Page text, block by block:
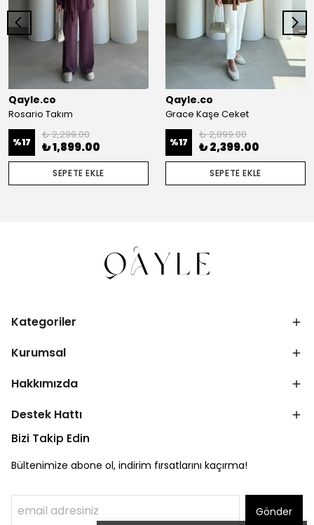
Qayle.co
Rosario Takım
%17
₺ 2,299.00
₺ 1,899.00
SEPETE EKLE
Qayle.co
Grace Kaşe Ceket
%17
₺ 2,899.00
₺ 2,399.00
SEPETE EKLE
Kategoriler
Kurumsal
Hakkımızda
Destek Hattı
Bizi Takip Edin
Bültenimize abone ol, indirim fırsatlarını kaçırma!
Gönder